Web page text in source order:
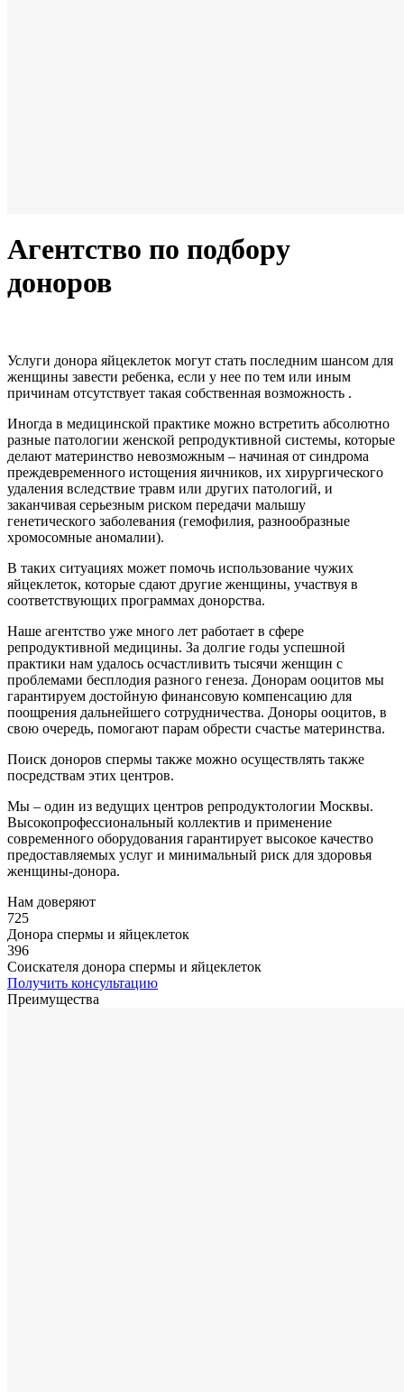
Агентство по подбору
доноров
Услуги донора яйцеклеток могут стать последним шансом для
женщины завести ребенка, если у нее по тем или иным
причинам отсутствует такая собственная возможность .
Иногда в медицинской практике можно встретить абсолютно
разные патологии женской репродуктивной системы, которые
делают материнство невозможным – начиная от синдрома
преждевременного истощения яичников, их хирургического
удаления вследствие травм или других патологий, и
заканчивая серьезным риском передачи малышу
генетического заболевания (гемофилия, разнообразные
хромосомные аномалии).
В таких ситуациях может помочь использование чужих
яйцеклеток, которые сдают другие женщины, участвуя в
соответствующих программах донорства.
Наше агентство уже много лет работает в сфере
репродуктивной медицины. За долгие годы успешной
практики нам удалось осчастливить тысячи женщин с
проблемами бесплодия разного генеза. Донорам ооцитов мы
гарантируем достойную финансовую компенсацию для
поощрения дальнейшего сотрудничества. Доноры ооцитов, в
свою очередь, помогают парам обрести счастье материнства.
Поиск доноров спермы также можно осуществлять также
посредствам этих центров.
Мы – один из ведущих центров репродуктологии Москвы.
Высокопрофессиональный коллектив и применение
современного оборудования гарантирует высокое качество
предоставляемых услуг и минимальный риск для здоровья
женщины-донора.
Нам доверяют
725
Донора спермы и яйцеклеток
396
Соискателя донора спермы и яйцеклеток
Получить консультацию
Преимущества